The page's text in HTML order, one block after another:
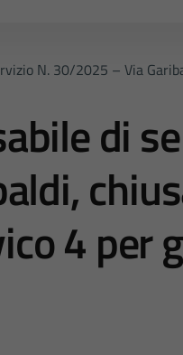
N. 30/2025 – Via
di
4 per